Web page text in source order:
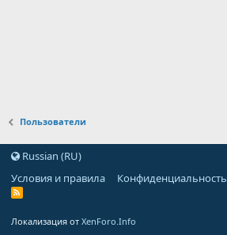
Пользователи
Russian (RU)
Условия и правила
Конфиденциальность
Локализация от XenForo.Info